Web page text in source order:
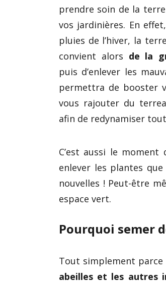
prendre soin de la
vos jardinières. En
pluies de l’hiver, la
convient alors de la
puis d’enlever les
permettra de booster
vous rajouter du
afin de redynamiser
C’est aussi le
enlever les plantes
nouvelles ! Peut-être
espace vert.
Pourquoi semer
Tout simplement parce
abeilles et les autres